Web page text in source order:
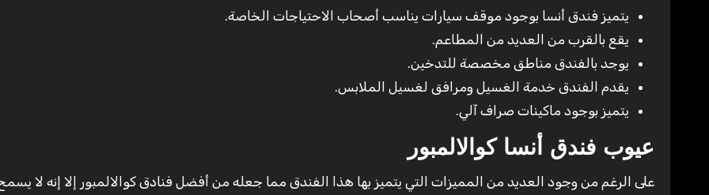
يتميز فندق أنسا بوجود موقف سيارات يناسب أصحاب الاحتياجات الخاصة.
يقع بالقرب من العديد من المطاعم.
يوجد بالفندق مناطق مخصصة للتدخين.
يقدم الفندق خدمة الغسيل ومرافق لغسيل الملابس.
يتميز بوجود ماكينات صراف آلي.
عيوب فندق أنسا كوالالمبور
على الرغم من وجود العديد من المميزات التي يتميز بها هذا الفندق مما جعله من أفضل فنادق كوالالمبور إلا إنه لا